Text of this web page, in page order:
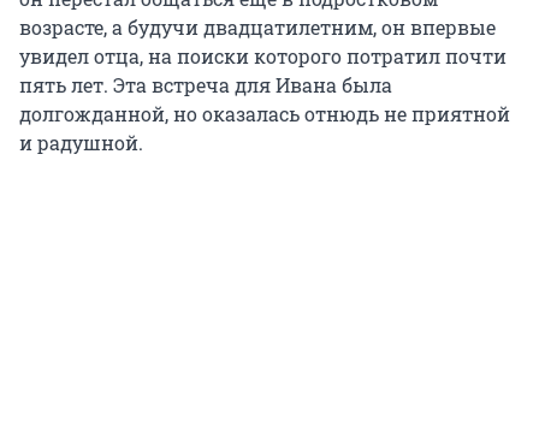
возрасте, а будучи двадцатилетним, он впервые
увидел отца, на поиски которого потратил почти
пять лет. Эта встреча для Ивана была
долгожданной, но оказалась отнюдь не приятной
и радушной.